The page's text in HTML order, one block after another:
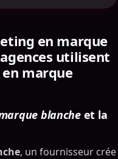
en marque
utilisent
marque
blancheet la
, un fournisseur crée